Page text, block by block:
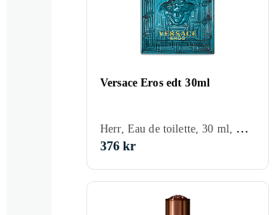
Versace Eros edt 30ml
Herr, Eau de toilette, 30 ml, Eros, Cederträ, Tonkabönor, Mynta, Äpple, Citron/Citrus, Ros, Ek, Vetiver, Mossa, Vanilj, Ambra, Geranium, Ekmossa
376 kr